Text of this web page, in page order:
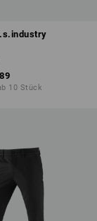
10 Stück